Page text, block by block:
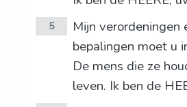
5
Mijn verordeningen
bepalingen moet u
De mens die ze
leven. Ik ben de